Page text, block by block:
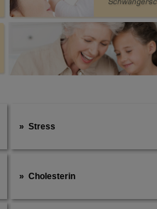
Stress
Cholesterin